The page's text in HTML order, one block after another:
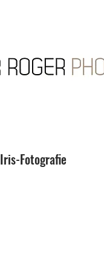
Iris-Fotografie